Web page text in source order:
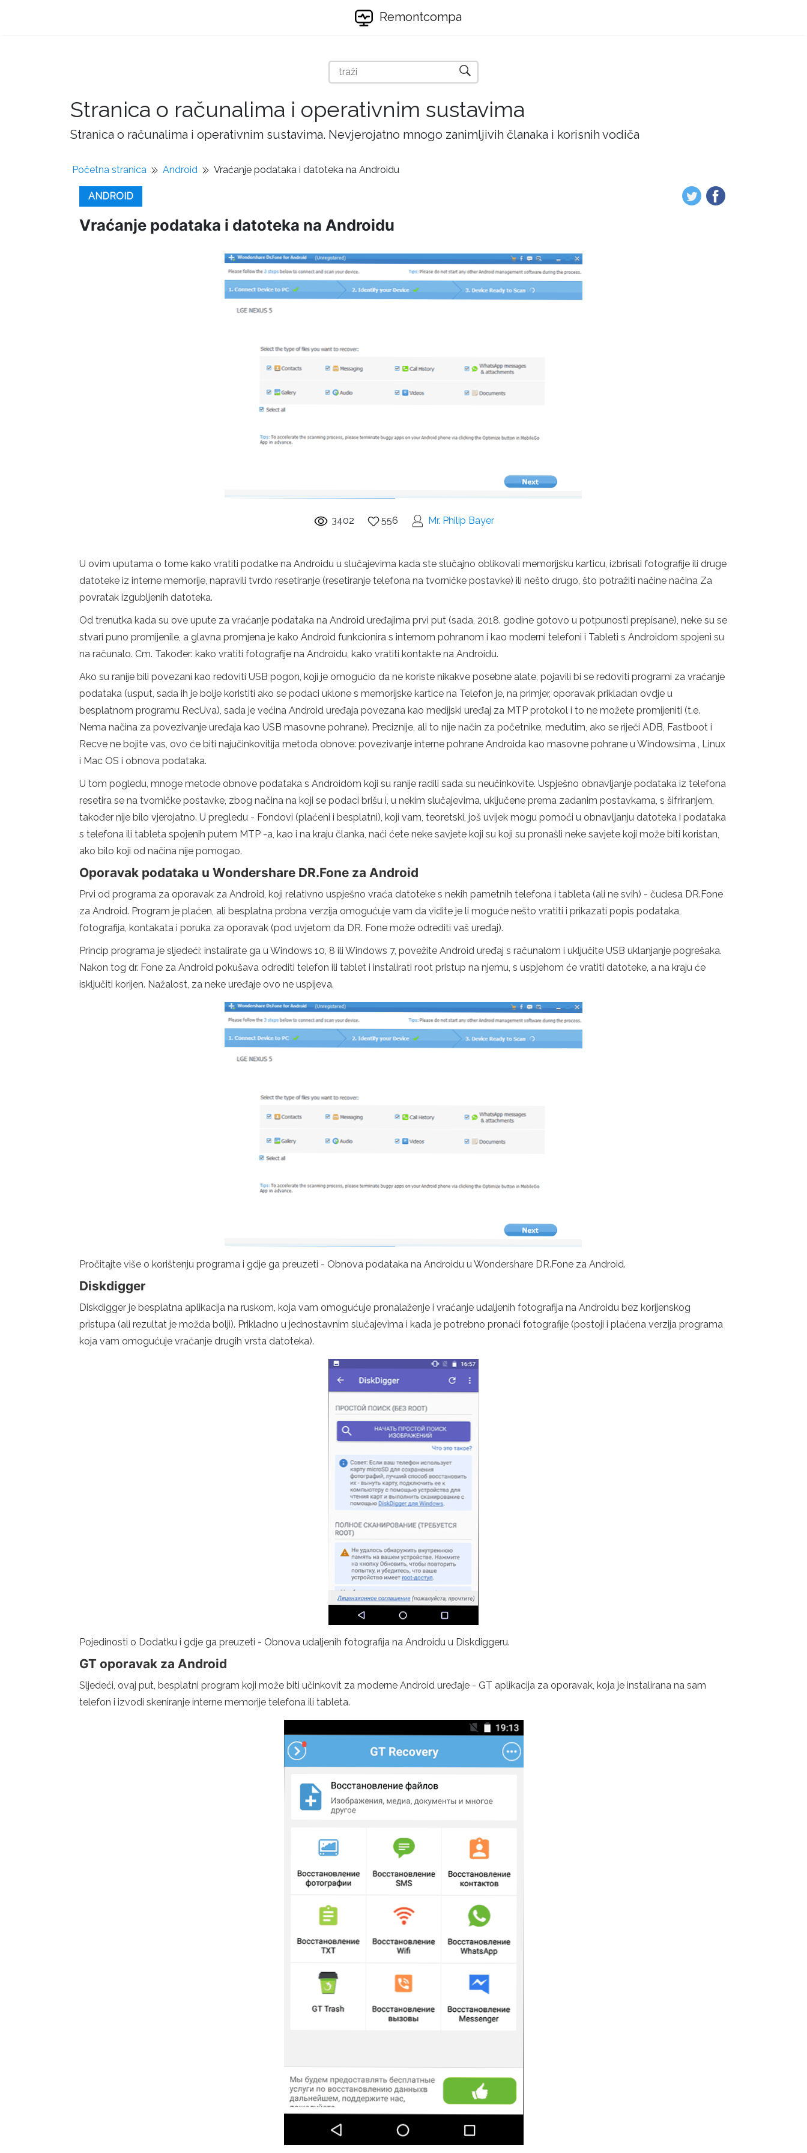
Remontcompa
Stranica o računalima i operativnim sustavima
Stranica o računalima i operativnim sustavima. Nevjerojatno mnogo zanimljivih članaka i korisnih vodiča
Početna stranica Android Vraćanje podataka i datoteka na Androidu
ANDROID
Vraćanje podataka i datoteka na Androidu
3402 556 Mr. Philip Bayer
U ovim uputama o tome kako vratiti podatke na Androidu u slučajevima kada ste slučajno oblikovali memorijsku karticu, izbrisali fotografije ili druge
datoteke iz interne memorije, napravili tvrdo resetiranje (resetiranje telefona na tvorničke postavke) ili nešto drugo, što potražiti načine načina Za
povratak izgubljenih datoteka.
Od trenutka kada su ove upute za vraćanje podataka na Android uređajima prvi put (sada, 2018. godine gotovo u potpunosti prepisane), neke su se
stvari puno promijenile, a glavna promjena je kako Android funkcionira s internom pohranom i kao moderni telefoni i Tableti s Androidom spojeni su
na računalo. Cm. Također: kako vratiti fotografije na Androidu, kako vratiti kontakte na Androidu.
Ako su ranije bili povezani kao redoviti USB pogon, koji je omogućio da ne koriste nikakve posebne alate, pojavili bi se redoviti programi za vraćanje
podataka (usput, sada ih je bolje koristiti ako se podaci uklone s memorijske kartice na Telefon je, na primjer, oporavak prikladan ovdje u
besplatnom programu RecUva), sada je većina Android uređaja povezana kao medijski uređaj za MTP protokol i to ne možete promijeniti (t.e.
Nema načina za povezivanje uređaja kao USB masovne pohrane). Preciznije, ali to nije način za početnike, međutim, ako se riječi ADB, Fastboot i
Recve ne bojite vas, ovo će biti najučinkovitija metoda obnove: povezivanje interne pohrane Androida kao masovne pohrane u Windowsima , Linux
i Mac OS i obnova podataka.
U tom pogledu, mnoge metode obnove podataka s Androidom koji su ranije radili sada su neučinkovite. Uspješno obnavljanje podataka iz telefona
resetira se na tvorničke postavke, zbog načina na koji se podaci brišu i, u nekim slučajevima, uključene prema zadanim postavkama, s šifriranjem,
također nije bilo vjerojatno. U pregledu - Fondovi (plaćeni i besplatni), koji vam, teoretski, još uvijek mogu pomoći u obnavljanju datoteka i podataka
s telefona ili tableta spojenih putem MTP -a, kao i na kraju članka, naći ćete neke savjete koji su koji su pronašli neke savjete koji može biti koristan,
ako bilo koji od načina nije pomogao.
Oporavak podataka u Wondershare DR.Fone za Android
Prvi od programa za oporavak za Android, koji relativno uspješno vraća datoteke s nekih pametnih telefona i tableta (ali ne svih) - čudesa DR.Fone
za Android. Program je plaćen, ali besplatna probna verzija omogućuje vam da vidite je li moguće nešto vratiti i prikazati popis podataka,
fotografija, kontakata i poruka za oporavak (pod uvjetom da DR. Fone može odrediti vaš uređaj).
Princip programa je sljedeći: instalirate ga u Windows 10, 8 ili Windows 7, povežite Android uređaj s računalom i uključite USB uklanjanje pogrešaka.
Nakon tog dr. Fone za Android pokušava odrediti telefon ili tablet i instalirati root pristup na njemu, s uspjehom će vratiti datoteke, a na kraju će
isključiti korijen. Nažalost, za neke uređaje ovo ne uspijeva.
Pročitajte više o korištenju programa i gdje ga preuzeti - Obnova podataka na Androidu u Wondershare DR.Fone za Android.
Diskdigger
Diskdigger je besplatna aplikacija na ruskom, koja vam omogućuje pronalaženje i vraćanje udaljenih fotografija na Androidu bez korijenskog
pristupa (ali rezultat je možda bolji). Prikladno u jednostavnim slučajevima i kada je potrebno pronaći fotografije (postoji i plaćena verzija programa
koja vam omogućuje vraćanje drugih vrsta datoteka).
Pojedinosti o Dodatku i gdje ga preuzeti - Obnova udaljenih fotografija na Androidu u Diskdiggeru.
GT oporavak za Android
Sljedeći, ovaj put, besplatni program koji može biti učinkovit za moderne Android uređaje - GT aplikacija za oporavak, koja je instalirana na sam
telefon i izvodi skeniranje interne memorije telefona ili tableta.